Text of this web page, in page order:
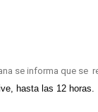
se informa que se
hasta las 12 horas.